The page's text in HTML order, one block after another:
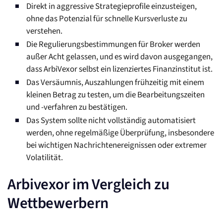
Direkt in aggressive Strategieprofile einzusteigen,
ohne das Potenzial für schnelle Kursverluste zu
verstehen.
Die Regulierungsbestimmungen für Broker werden
außer Acht gelassen, und es wird davon ausgegangen,
dass ArbiVexor selbst ein lizenziertes Finanzinstitut ist.
Das Versäumnis, Auszahlungen frühzeitig mit einem
kleinen Betrag zu testen, um die Bearbeitungszeiten
und -verfahren zu bestätigen.
Das System sollte nicht vollständig automatisiert
werden, ohne regelmäßige Überprüfung, insbesondere
bei wichtigen Nachrichtenereignissen oder extremer
Volatilität.
Arbivexor im Vergleich zu
Wettbewerbern